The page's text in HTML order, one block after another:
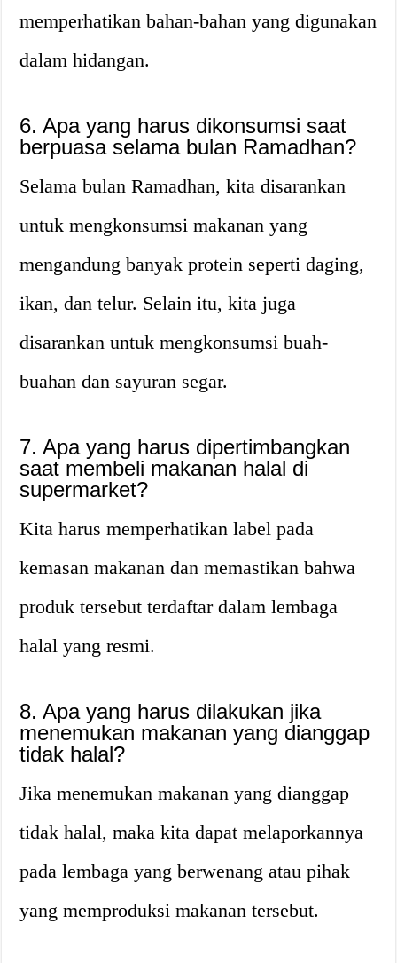
memperhatikan bahan-bahan yang digunakan
dalam hidangan.
6. Apa yang harus dikonsumsi saat
berpuasa selama bulan Ramadhan?
Selama bulan Ramadhan, kita disarankan
untuk mengkonsumsi makanan yang
mengandung banyak protein seperti daging,
ikan, dan telur. Selain itu, kita juga
disarankan untuk mengkonsumsi buah-
buahan dan sayuran segar.
7. Apa yang harus dipertimbangkan
saat membeli makanan halal di
supermarket?
Kita harus memperhatikan label pada
kemasan makanan dan memastikan bahwa
produk tersebut terdaftar dalam lembaga
halal yang resmi.
8. Apa yang harus dilakukan jika
menemukan makanan yang dianggap
tidak halal?
Jika menemukan makanan yang dianggap
tidak halal, maka kita dapat melaporkannya
pada lembaga yang berwenang atau pihak
yang memproduksi makanan tersebut.